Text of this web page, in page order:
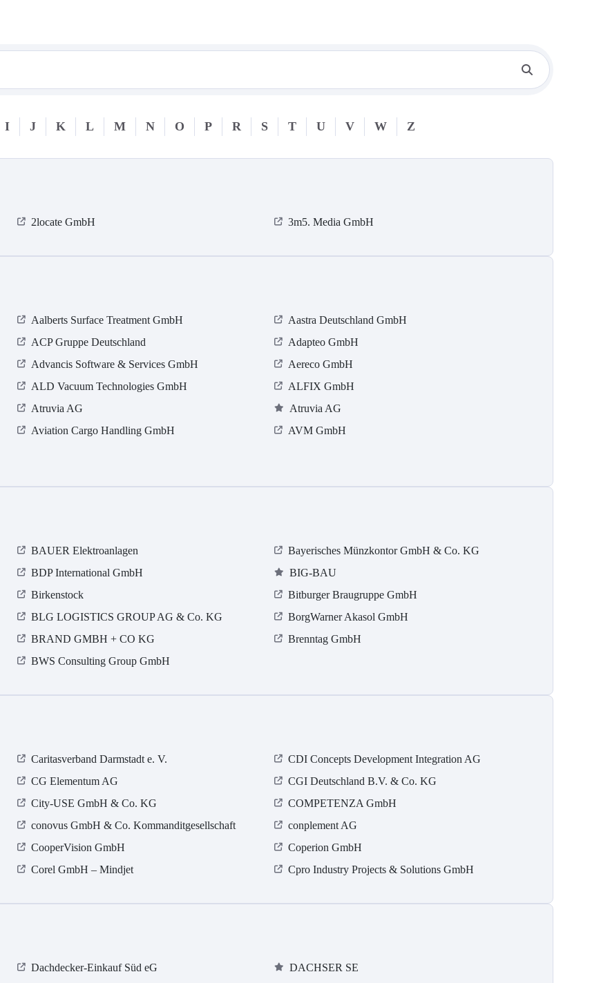
I J K L M N O P R S T U V W Z
2locate GmbH 3m5. Media GmbH
Aalberts Surface Treatment GmbH
Aastra Deutschland GmbH
ACP Gruppe Deutschland
Adapteo GmbH
Advancis Software & Services GmbH
Aereco GmbH
ALD Vacuum Technologies GmbH
ALFIX GmbH
Atruvia AG
Atruvia AG
Aviation Cargo Handling GmbH
AVM GmbH
BAUER Elektroanlagen
Bayerisches Münzkontor GmbH & Co. KG
BDP International GmbH
BIG-BAU
Birkenstock
Bitburger Braugruppe GmbH
BLG LOGISTICS GROUP AG & Co. KG
BorgWarner Akasol GmbH
BRAND GMBH + CO KG
Brenntag GmbH
BWS Consulting Group GmbH
Caritasverband Darmstadt e. V.
CDI Concepts Development Integration AG
CG Elementum AG
CGI Deutschland B.V. & Co. KG
City-USE GmbH & Co. KG
COMPETENZA GmbH
conovus GmbH & Co. Kommanditgesellschaft
conplement AG
CooperVision GmbH
Coperion GmbH
Corel GmbH – Mindjet Cpro Industry Projects & Solutions GmbH
Dachdecker-Einkauf Süd eG
DACHSER SE